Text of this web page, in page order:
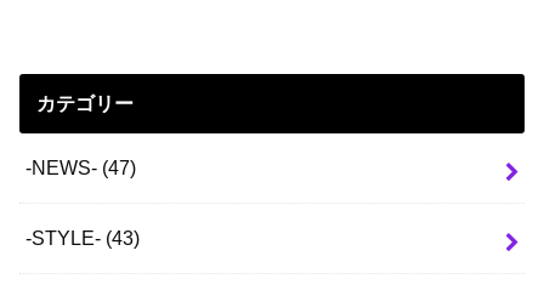
カテゴリー
-NEWS- (47)
-STYLE- (43)